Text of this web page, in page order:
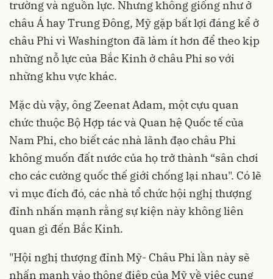
trường và nguồn lực. Nhưng không giống như ở
châu Á hay Trung Đông, Mỹ gặp bất lợi đáng kể ở
châu Phi vì Washington đã làm ít hơn để theo kịp
những nỗ lực của Bắc Kinh ở châu Phi so với
những khu vực khác.
Mặc dù vậy, ông Zeenat Adam, một cựu quan
chức thuộc Bộ Hợp tác và Quan hệ Quốc tế của
Nam Phi, cho biết các nhà lãnh đạo châu Phi
không muốn đất nước của họ trở thành “sân chơi
cho các cường quốc thế giới chống lại nhau". Có lẽ
vì mục đích đó, các nhà tổ chức hội nghị thượng
đỉnh nhấn mạnh rằng sự kiện này không liên
quan gì đến Bắc Kinh.
"Hội nghị thượng đỉnh Mỹ- Châu Phi lần này sẽ
nhấn mạnh vào thông điệp của Mỹ về việc cung